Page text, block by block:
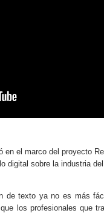
en el marco del proyecto
digital sobre la industria
de texto ya no es más
los profesionales que